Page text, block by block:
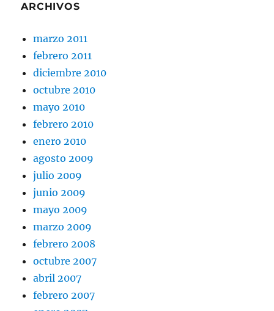
ARCHIVOS
marzo 2011
febrero 2011
diciembre 2010
octubre 2010
mayo 2010
febrero 2010
enero 2010
agosto 2009
julio 2009
junio 2009
mayo 2009
marzo 2009
febrero 2008
octubre 2007
abril 2007
febrero 2007